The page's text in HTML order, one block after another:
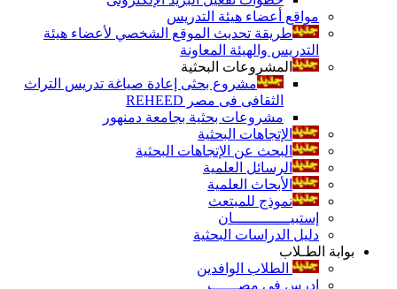
مواقع أعضاء هيئة التدريس
طريقة تحديث الموقع الشخصي لأعضاء هيئة
التدريس والهيئة المعاونة
المشروعات البحثية
مشروع بحثى إعادة صياغة تدريس التراث
الثقافى فى مصر REHEED
مشروعات بحثية بجامعة دمنهور
الإتجاهات البحثية
البحث عن الإتجاهات البحثية
الرسائل العلمية
الأبحاث العلمية
نموذج للمبتعث
إستبيـــــــــــــان
دليل الدراسات البحثية
بوابة الطـلاب
الطلاب الوافدين
إدرس فى مصــــــر